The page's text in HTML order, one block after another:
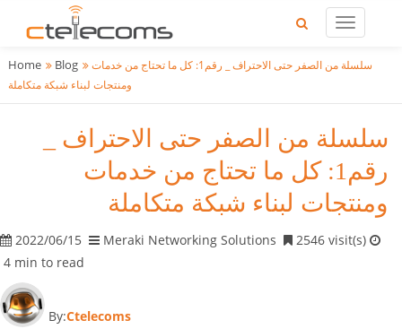
Home Blog
سلسلة من الصفر حتى الاحتراف _ رقم1: كل ما تحتاج من خدمات
ومنتجات لبناء شبكة متكاملة
سلسلة من الصفر حتى الاحتراف _
رقم1: كل ما تحتاج من خدمات
ومنتجات لبناء شبكة متكاملة
2022/06/15 Meraki Networking Solutions
2546 visit(s)
4 min to read
By:Ctelecoms